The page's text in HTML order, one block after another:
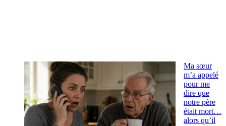
Ma sœur
m’a appelé
pour me
dire que
notre père
était mort…
alors qu’il